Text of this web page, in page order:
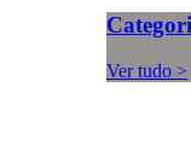
Ver tudo >